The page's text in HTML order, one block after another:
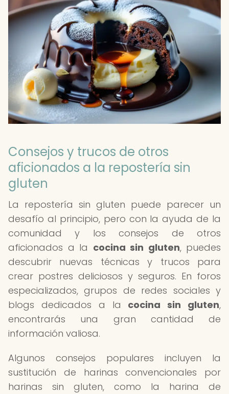
Consejos y trucos de otros
aficionados a la repostería sin
gluten
La repostería sin gluten puede parecer un
desafío al principio, pero con la ayuda de la
comunidad y los consejos de otros
aficionados a la cocina sin gluten, puedes
descubrir nuevas técnicas y trucos para
crear postres deliciosos y seguros. En foros
especializados, grupos de redes sociales y
blogs dedicados a la cocina sin gluten,
encontrarás una gran cantidad de
información valiosa.
Algunos consejos populares incluyen la
sustitución de harinas convencionales por
harinas sin gluten, como la harina de